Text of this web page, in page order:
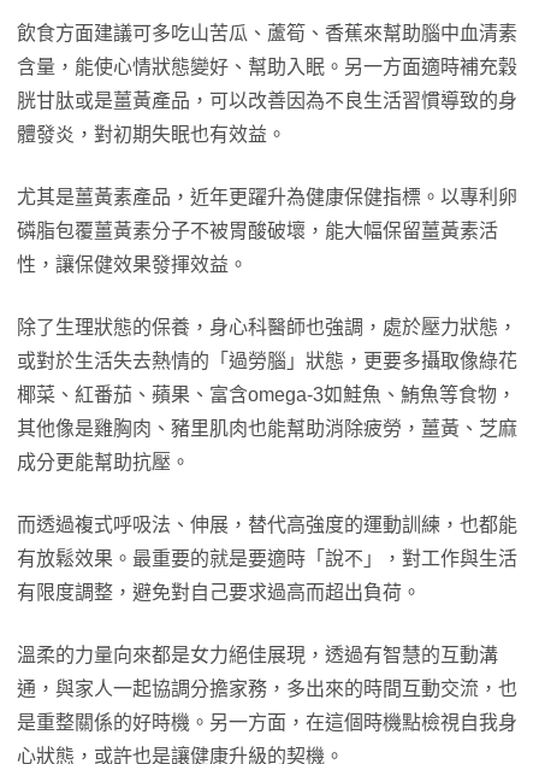
飲食方面建議可多吃山苦瓜、蘆筍、香蕉來幫助腦中血清素
含量，能使心情狀態變好、幫助入眠。另一方面適時補充穀
胱甘肽或是薑黃產品，可以改善因為不良生活習慣導致的身
體發炎，對初期失眠也有效益。
尤其是薑黃素產品，近年更躍升為健康保健指標。以專利卵
磷脂包覆薑黃素分子不被胃酸破壞，能大幅保留薑黃素活
性，讓保健效果發揮效益。
除了生理狀態的保養，身心科醫師也強調，處於壓力狀態，
或對於生活失去熱情的「過勞腦」狀態，更要多攝取像綠花
椰菜、紅番茄、蘋果、富含omega-3如鮭魚、鮪魚等食物，
其他像是雞胸肉、豬里肌肉也能幫助消除疲勞，薑黃、芝麻
成分更能幫助抗壓。
而透過複式呼吸法、伸展，替代高強度的運動訓練，也都能
有放鬆效果。最重要的就是要適時「說不」，對工作與生活
有限度調整，避免對自己要求過高而超出負荷。
溫柔的力量向來都是女力絕佳展現，透過有智慧的互動溝
通，與家人一起協調分擔家務，多出來的時間互動交流，也
是重整關係的好時機。另一方面，在這個時機點檢視自我身
心狀態，或許也是讓健康升級的契機。